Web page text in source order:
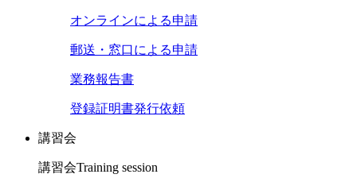
オンラインによる申請
郵送・窓口による申請
業務報告書
登録証明書発行依頼
講習会
講習会Training session